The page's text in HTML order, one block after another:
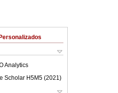
Analytics
Scholar H5M5 (2021 )